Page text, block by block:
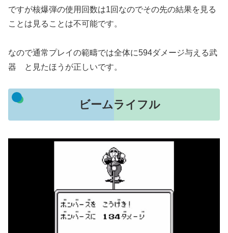
ですが核爆弾の使用回数は1回なのでその先の結果を見る
ことは見ることは不可能です。
なので通常プレイの範疇では全体に594ダメージ与える武
器 と見たほうが正しいです。
ビームライフル